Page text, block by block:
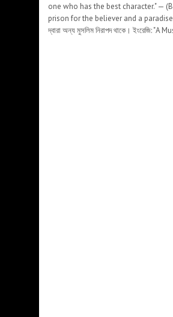
one who has the best character." —
prison for the believer and a paradise
দ্বারা অন্য মুসলিম নিরাপদ থাকে। ইংরেজি: "A